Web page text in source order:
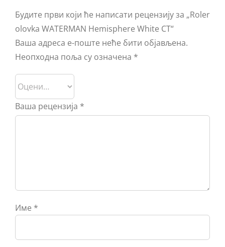
Будите први који ће написати рецензију за „Roler
olovka WATERMAN Hemisphere White CT“
Ваша адреса е-поште неће бити објављена.
Неопходна поља су означена *
Ваша рецензија *
Име *